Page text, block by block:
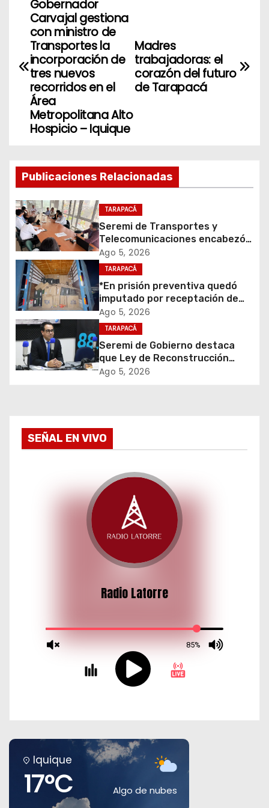
N
v
c
i
ó
n
d
e
e
n
t
d
Madres
trabajadoras: el
corazón del futuro
de Tarapacá
Gobernador
Carvajal gestiona
con ministro de
Transportes la
incorporación de
tres nuevos
recorridos en el
Área
Metropolitana Alto
Hospicio – Iquique
Publicaciones Relacionadas
TARAPACÁ
Seremi de Transportes y
Telecomunicaciones encabezó
primera mesa de coordinación
para el retiro de cables en
desuso en Iquique
Ago 5, 2026
TARAPACÁ
*En prisión preventiva quedó
imputado por receptación de
cigarrillos avaluados en $1.600
millones*
Ago 5, 2026
TARAPACÁ
Seremi de Gobierno destaca
que Ley de Reconstrucción
Nacional impulsará la inversión
Ago 5, 2026
SEÑAL EN VIVO
Iquique
17°C Algo de nubes